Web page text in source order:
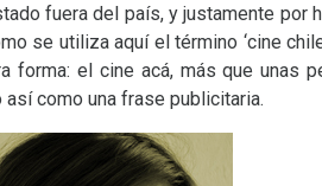
fuera del país, y justamente
se utiliza aquí el término ‘cine
forma: el cine acá, más que unas
como una frase publicitaria.